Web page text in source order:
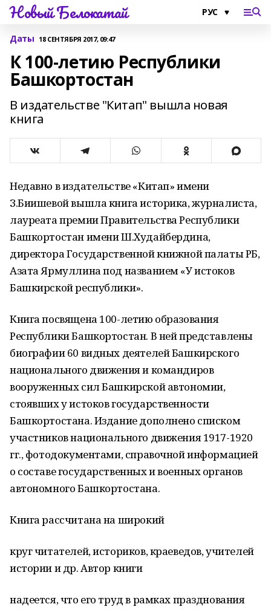
Новый Белокатай
Даты 18 СЕНТЯБРЯ 2017, 09:47
К 100-летию Республики
Башкортостан
В издательстве "Китап" вышла новая
книга
Недавно в издательстве «Китап» имени
З.Биишевой вышла книга историка, журналиста,
лауреата премии Правительства Республики
Башкортостан имени Ш.Худайбердина,
директора Государственной книжной палаты РБ,
Азата Ярмуллина под названием «У истоков
Башкирской республики».
Книга посвящена 100-летию образования
Республики Башкортостан. В ней представлены
биографии 60 видных деятелей Башкирского
национального движения и командиров
вооруженных сил Башкирской автономии,
стоявших у истоков государственности
Башкортостана. Издание дополнено списком
участников национального движения 1917-1920
гг., фотодокументами, справочной информацией
о составе государственных и военных органов
автономного Башкортостана.
Книга рассчитана на широкий
круг читателей, историков, краеведов, учителей
истории и др. Автор книги
надеется, что его труд в рамках празднования